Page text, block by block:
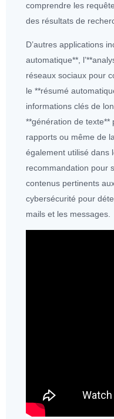
comprendre les
des résultats de
D’autres applications
automatique**,
réseaux sociaux pour
le **résumé
informations clés de
**génération de texte**
rapports ou même de
également utilisé dans
recommandation pour
contenus pertinents
cybersécurité pour
mails et les messages.